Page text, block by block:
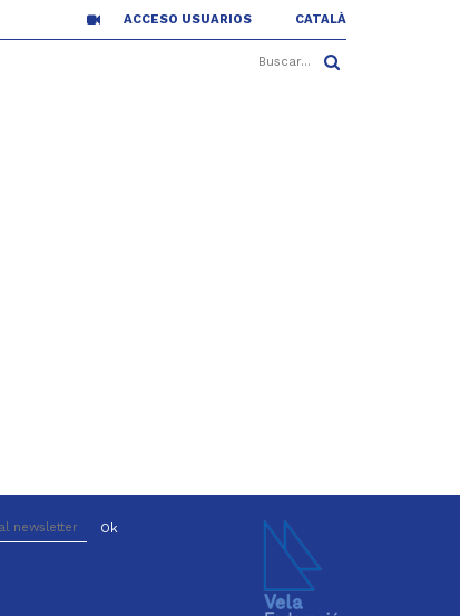
ACCESO USUARIOS CATALÀ